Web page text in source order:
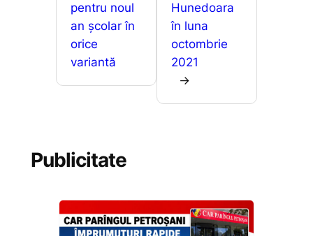
pentru noul
an școlar în
orice
variantă
Hunedoara
în luna
octombrie
2021
→
Publicitate